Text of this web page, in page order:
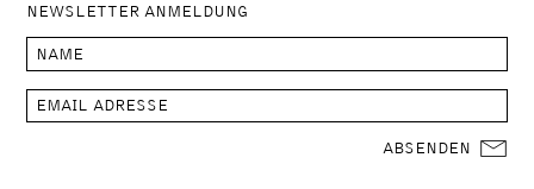
NEWSLETTER ANMELDUNG
ABSENDEN